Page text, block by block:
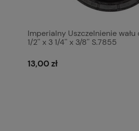
Imperialny Uszczelnienie
1/2'' x 3 1/4'' x 3/8'' S.7855
13,00 zł